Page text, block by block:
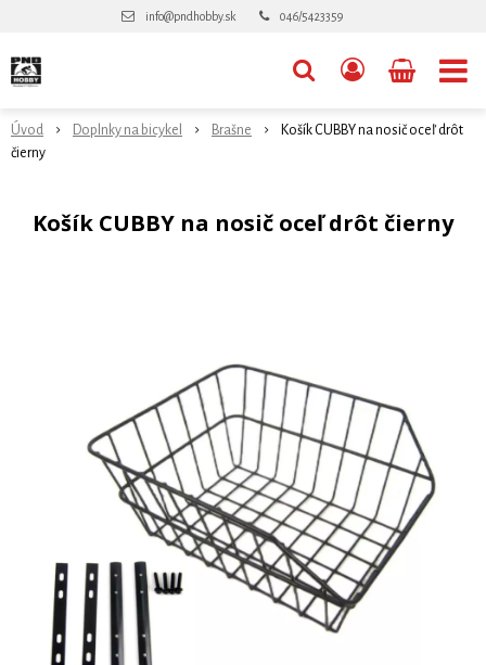
info@pndhobby.sk 046/5423359
Úvod Doplnky na bicykel Brašne
Košík CUBBY na nosič oceľ drôt
čierny
Košík CUBBY na nosič oceľ drôt čierny